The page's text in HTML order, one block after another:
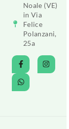
Noale (VE)
in Via
Felice
Polanzani,
25a